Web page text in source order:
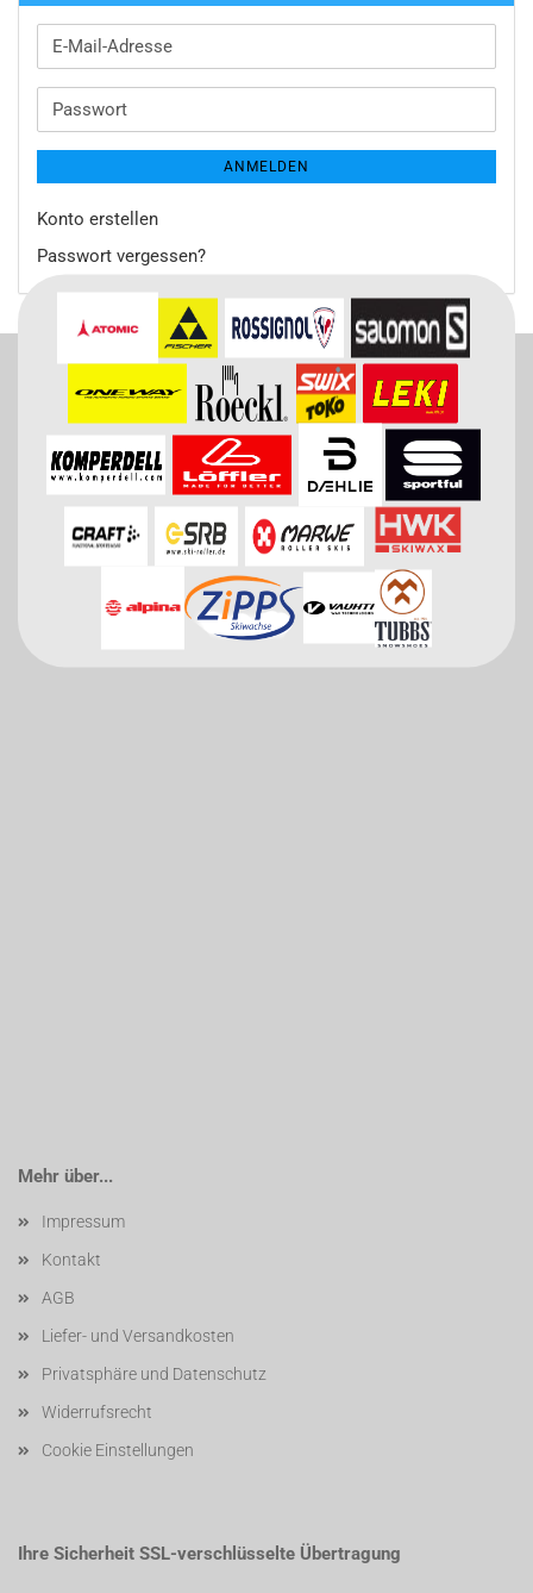
E-
Mail-
Passwort
ANMELDEN
Konto erstellen
Passwort vergessen?
Mehr über...
Impressum
Kontakt
AGB
Liefer- und Versandkosten
Privatsphäre und Datenschutz
Widerrufsrecht
Cookie Einstellungen
Ihre Sicherheit SSL-verschlüsselte Übertragung